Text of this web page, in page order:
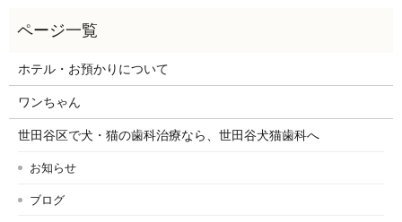
ホテル・お預かりについて
ワンちゃん
世田谷区で犬・猫の歯科治療なら、世田谷犬猫歯科へ
お知らせ
ブログ